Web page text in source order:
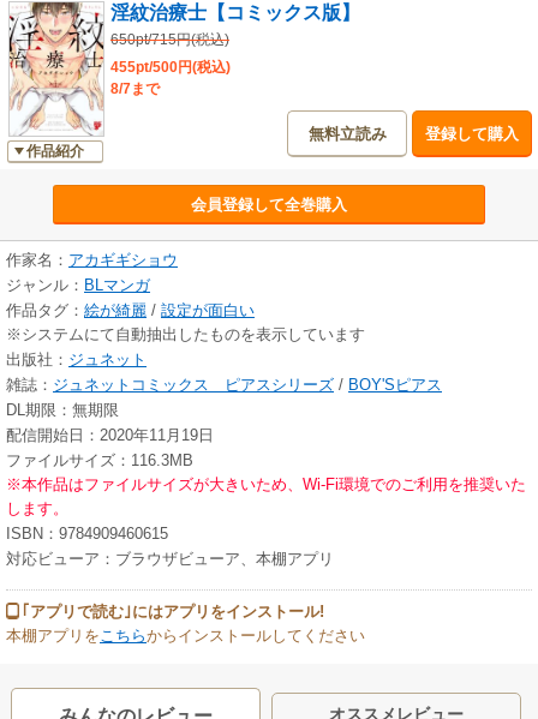
作品紹介
淫紋治療士【コミックス版】
650pt/715円(税込)
455pt/500円(税込)
8/7まで
無料立読み 登録して購入
会員登録して全巻購入
作家名： アカギギショウ
ジャンル： BLマンガ
作品タグ： 絵が綺麗 / 設定が面白い
※システムにて自動抽出したものを表示しています
出版社： ジュネット
雑誌： ジュネットコミックス ピアスシリーズ / BOY'Sピアス
DL期限：無期限
配信開始日：2020年11月19日
ファイルサイズ：116.3MB
※本作品はファイルサイズが大きいため、Wi-Fi環境でのご利用を推奨いた
します。
ISBN：9784909460615
対応ビューア：ブラウザビューア、本棚アプリ
｢アプリで読む｣にはアプリをインストール!
本棚アプリを こちらからインストールしてください
オススメレビュー